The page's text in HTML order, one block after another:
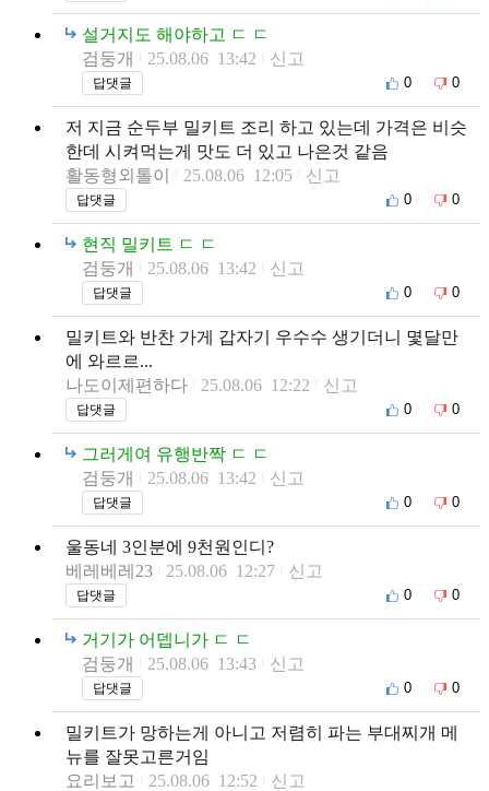
설거지도 해야하고 ㄷ ㄷ
검둥개
25.08.06 13:42 신고
답댓글 0 0
저 지금 순두부 밀키트 조리 하고 있는데 가격은 비슷
한데 시켜먹는게 맛도 더 있고 나은것 같음
활동형외톨이
25.08.06 12:05 신고
답댓글 0 0
현직 밀키트 ㄷ ㄷ
검둥개
25.08.06 13:42 신고
답댓글 0 0
밀키트와 반찬 가게 갑자기 우수수 생기더니 몇달만
에 와르르...
나도이제편하다
25.08.06 12:22 신고
답댓글 0 0
그러게여 유행반짝 ㄷ ㄷ
검둥개
25.08.06 13:42 신고
답댓글 0 0
울동네 3인분에 9천원인디?
베레베레23
25.08.06 12:27 신고
답댓글 0 0
거기가 어뎁니가 ㄷ ㄷ
검둥개
25.08.06 13:43 신고
답댓글 0 0
밀키트가 망하는게 아니고 저렴히 파는 부대찌개 메
뉴를 잘못고른거임
요리보고
25.08.06 12:52 신고